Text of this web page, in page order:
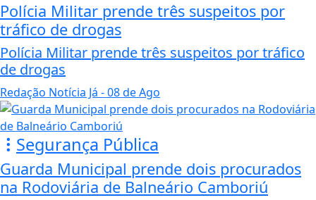
Polícia Militar prende três suspeitos por
tráfico de drogas
Polícia Militar prende três suspeitos por tráfico
de drogas
Redação Notícia Já - 08 de Ago
Segurança Pública
Guarda Municipal prende dois procurados
na Rodoviária de Balneário Camboriú